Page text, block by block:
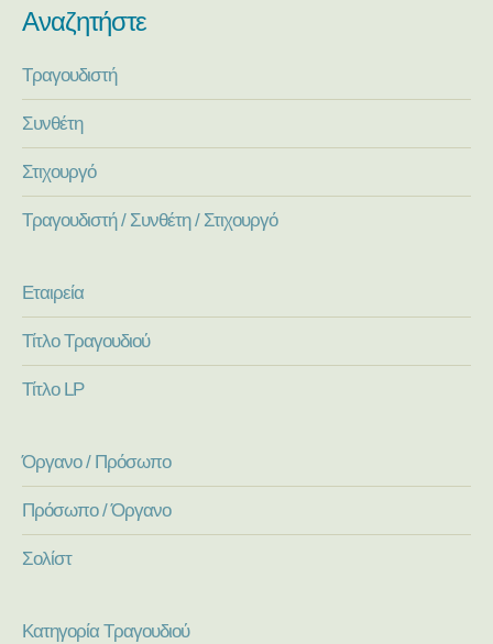
Αναζητήστε
Τραγουδιστή
Συνθέτη
Στιχουργό
Τραγουδιστή / Συνθέτη / Στιχουργό
Εταιρεία
Τίτλο Τραγουδιού
Τίτλο LP
Όργανο / Πρόσωπο
Πρόσωπο / Όργανο
Σολίστ
Κατηγορία Τραγουδιού